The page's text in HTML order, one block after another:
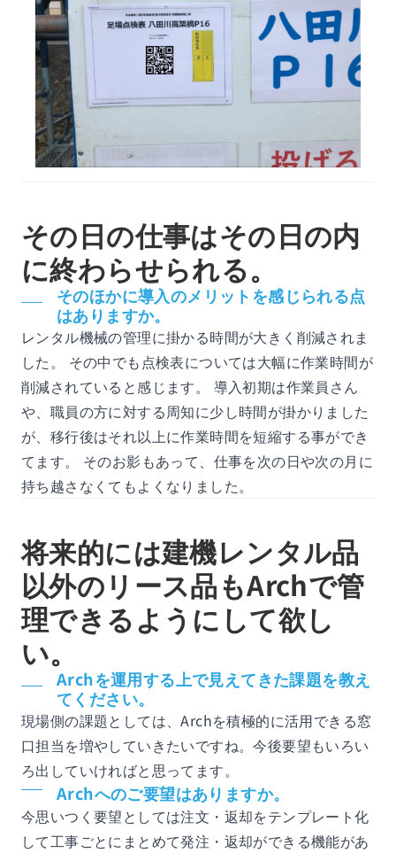
その日の仕事はその日の内
に終わらせられる。
そのほかに導入のメリットを感じられる点
はありますか。
レンタル機械の管理に掛かる時間が大きく削減されま
した。 その中でも点検表については大幅に作業時間が
削減されていると感じます。 導入初期は作業員さん
や、職員の方に対する周知に少し時間が掛かりました
が、移行後はそれ以上に作業時間を短縮する事ができ
てます。 そのお影もあって、仕事を次の日や次の月に
持ち越さなくてもよくなりました。
将来的には建機レンタル品
以外のリース品もArchで管
理できるようにして欲し
い。
Archを運用する上で見えてきた課題を教え
てください。
現場側の課題としては、Archを積極的に活用できる窓
口担当を増やしていきたいですね。今後要望もいろい
ろ出していければと思ってます。
Archへのご要望はありますか。
今思いつく要望としては注文・返却をテンプレート化
して工事ごとにまとめて発注・返却ができる機能があ